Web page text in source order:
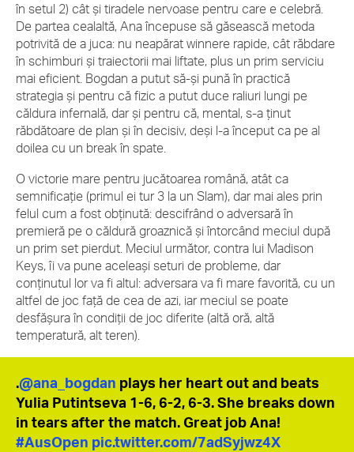
în setul 2) cât și tiradele nervoase pentru care e celebră.
De partea cealaltă, Ana începuse să găsească metoda
potrivită de a juca: nu neapărat winnere rapide, cât răbdare
în schimburi și traiectorii mai liftate, plus un prim serviciu
mai eficient. Bogdan a putut să-și pună în practică
strategia și pentru că fizic a putut duce raliuri lungi pe
căldura infernală, dar și pentru că, mental, s-a ținut
răbdătoare de plan și în decisiv, deși l-a început ca pe al
doilea cu un break în spate.
O victorie mare pentru jucătoarea română, atât ca
semnificație (primul ei tur 3 la un Slam), dar mai ales prin
felul cum a fost obținută: descifrând o adversară în
premieră pe o căldură groaznică și întorcând meciul după
un prim set pierdut. Meciul următor, contra lui Madison
Keys, îi va pune aceleași seturi de probleme, dar
conținutul lor va fi altul: adversara va fi mare favorită, cu un
altfel de joc față de cea de azi, iar meciul se poate
desfășura în condiții de joc diferite (altă oră, altă
temperatură, alt teren).
.@ana_bogdan plays her heart out and beats
Yulia Putintseva 1-6, 6-2, 6-3. She breaks down
in tears after the match. Great job Ana!
#AusOpen pic.twitter.com/7adSyjwz4X